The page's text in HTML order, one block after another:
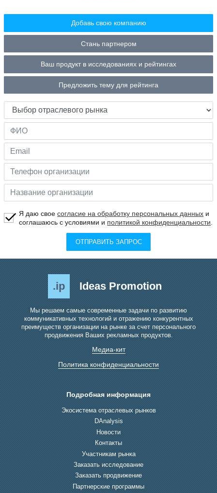
Добавь свою компанию
Стань партнером
Ваш продукт в исследованиях и рейтингах
Предложить тему для рейтинга
Я даю своесогласие на обработку персональных данных и
соглашаюсь с условиями и политикой конфиденциальности
ОТПРАВИТЬ ЗАПРОС
.ip Ideas Promotion
Мы решаем самые современные задачи по развитию
коммуникативных технологий и отражению конкурентных
преимуществ организации на рынке за счет персонального
продвижения Ваших рекламных продуктов.
Медиа-кит
Политика конфиденциальности
Подробная информация
Экосистема отраслевых рынков
DAnalysis
Новости
Контакты
Участникам рынка
Заказать исследование
Заказать продвижение
Партнерские программы